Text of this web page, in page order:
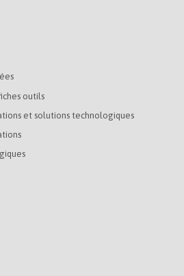
outils
et solutions technologiques